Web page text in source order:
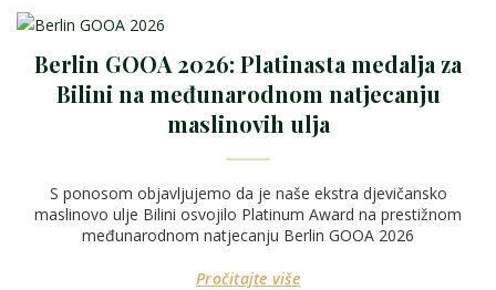
Berlin GOOA 2026: Platinasta medalja za
Bilini na međunarodnom natjecanju
maslinovih ulja
S ponosom objavljujemo da je naše ekstra djevičansko
maslinovo ulje Bilini osvojilo Platinum Award na prestižnom
međunarodnom natjecanju Berlin GOOA 2026
Pročitajte više